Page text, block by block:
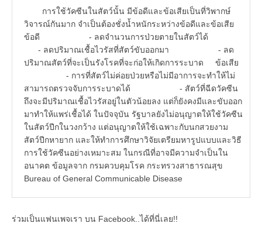
การใช้วัคซีนในสัตว์นั้น มีข้อดีและข้อเสียเป็นที่วิพากษ์
วิจารณ์กันมาก จำเป็นต้องชั่งน้ำหนักระหว่างข้อดีและข้อเสีย
ข้อดี - ลดจำนวนการป่วยตายในสัตว์ได้
- ลดปริมาณเชื้อไวรัสที่สัตว์ขับออกมา - ลด
ปริมาณสัตว์ที่จะเป็นรังโรคที่จะก่อให้เกิดการระบาด ข้อเสีย
- การที่สัตว์ไม่ค่อยป่วยหรือไม่มีอาการจะทำให้ไม่
สามารถตรวจจับการระบาดได้ - สัตว์ที่ฉีดวัคซีน
ถึงจะมีปริมาณเชื้อไวรัสอยู่ในตัวน้อยลง แต่ก็ยังคงมีและขับออก
มาทำให้แพร่เชื้อได้ ในปัจจุบัน รัฐบาลยังไม่อนุญาตให้ใช้วัคซีน
ในสัตว์ปีกในวงกว้าง แต่อนุญาตให้ใช้เฉพาะกับนกสวยงาม
สัตว์ปีกหายาก และให้ทำการศึกษาวิจัยเตรียมหารูปแบบและวิธี
การใช้วัคซีนอย่างเหมาะสม ในกรณีที่อาจมีความจำเป็นใน
อนาคต ข้อมูลจาก กรมควบคุมโรค กระทรวงสาธารณสุข
Bureau of General Communicable Disease
ร่วมเป็นแฟนเพจเรา บน Facebook..ได้ที่นี่เลย!!